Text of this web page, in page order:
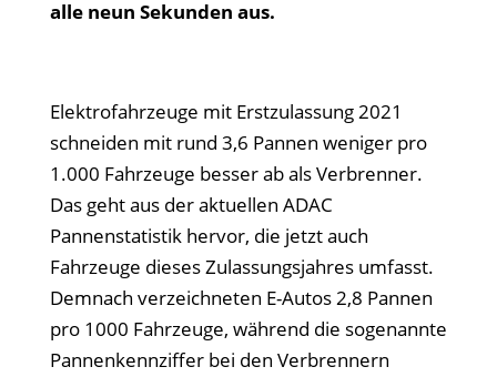
alle neun Sekunden aus.
Elektrofahrzeuge mit Erstzulassung 2021
schneiden mit rund 3,6 Pannen weniger pro
1.000 Fahrzeuge besser ab als Verbrenner.
Das geht aus der aktuellen ADAC
Pannenstatistik hervor, die jetzt auch
Fahrzeuge dieses Zulassungsjahres umfasst.
Demnach verzeichneten E-Autos 2,8 Pannen
pro 1000 Fahrzeuge, während die sogenannte
Pannenkennziffer bei den Verbrennern